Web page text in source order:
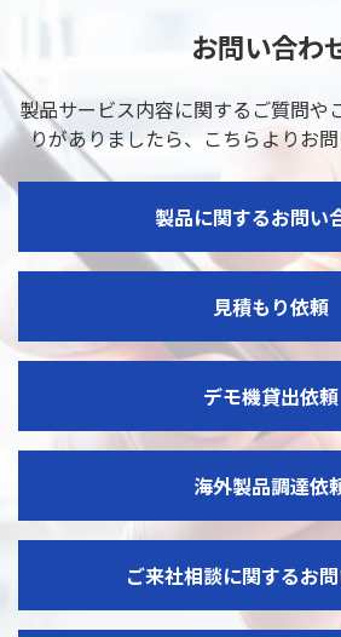
お問い合わ
製品サービス内容に関するご質問や
りがありましたら、 こちらよりお
製品に関するお問い
見積もり依頼
デモ機貸出依頼
海外製品調達依
ご来社相談に関するお